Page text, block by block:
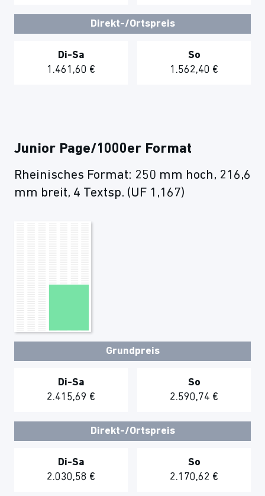
Direkt-/Ortspreis
Di-Sa
1.461,60 €
So
1.562,40 €
Junior Page/1000er Format
Rheinisches Format: 250 mm hoch, 216,6
mm breit, 4 Textsp. (UF 1,167)
Grundpreis
Di-Sa
2.415,69 €
So
2.590,74 €
Direkt-/Ortspreis
Di-Sa
2.030,58 €
So
2.170,62 €